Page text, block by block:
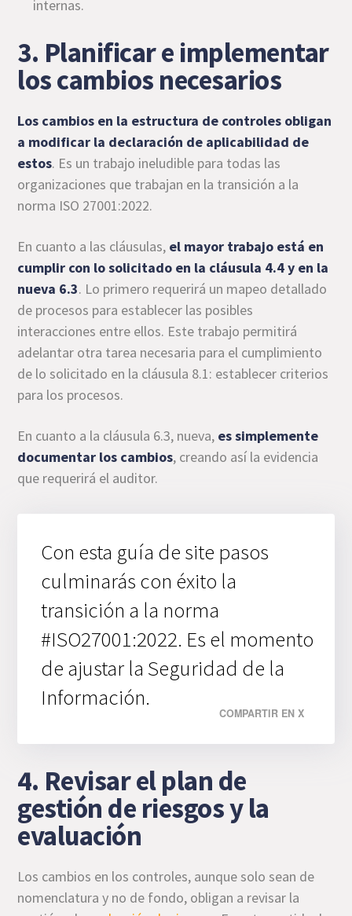
internas.
3. Planificar e implementar
los cambios necesarios
Los cambios en la estructura de controles obligan
a modificar la declaración de aplicabilidad de
estos. Es un trabajo ineludible para todas las
organizaciones que trabajan en la transición a la
norma ISO 27001:2022.
En cuanto a las cláusulas, el mayor trabajo está en
cumplir con lo solicitado en la cláusula 4.4 y en la
nueva 6.3. Lo primero requerirá un mapeo detallado
de procesos para establecer las posibles
interacciones entre ellos. Este trabajo permitirá
adelantar otra tarea necesaria para el cumplimiento
de lo solicitado en la cláusula 8.1: establecer criterios
para los procesos.
En cuanto a la cláusula 6.3, nueva, es simplemente
documentar los cambios, creando así la evidencia
que requerirá el auditor.
Con esta guía de site pasos
culminarás con éxito la
transición a la norma
#ISO27001:2022. Es el momento
de ajustar la Seguridad de la
Información.
COMPARTIR EN X
4. Revisar el plan de
gestión de riesgos y la
evaluación
Los cambios en los controles, aunque solo sean de
nomenclatura y no de fondo, obligan a revisar la